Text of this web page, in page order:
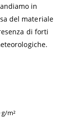
in
del materiale
di forti
m²